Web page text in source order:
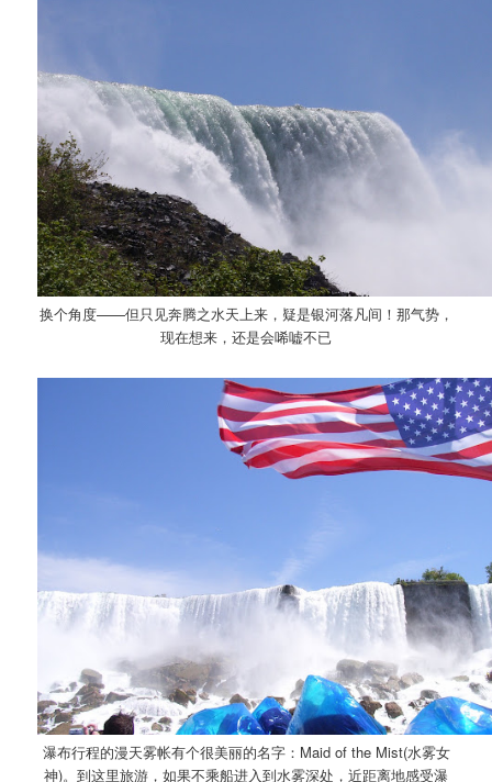
换个角度——但只见奔腾之水天上来，疑是银河落凡间！那气势，
现在想来，还是会唏嘘不已
瀑布行程的漫天雾帐有个很美丽的名字：Maid of the Mist(水雾女
神)。到这里旅游，如果不乘船进入到水雾深处，近距离地感受瀑